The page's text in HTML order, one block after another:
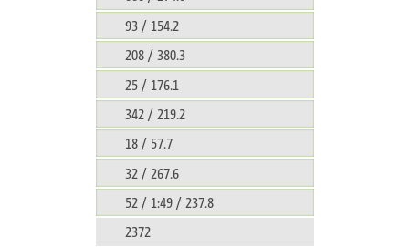
93 / 154.2
208 / 380.3
25 / 176.1
342 / 219.2
18 / 57.7
32 / 267.6
52 / 1:49 / 237.8
2372